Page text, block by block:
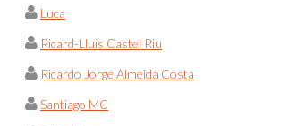
Luca
Ricard-Lluis Castel Riu
Ricardo Jorge Almeida Costa
Santiago MC